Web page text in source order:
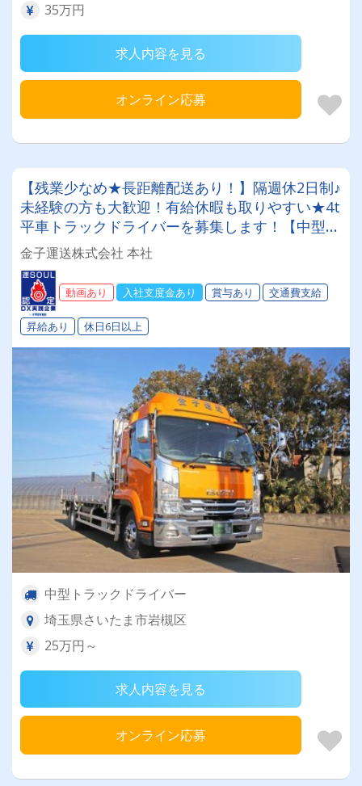
35万円
求人内容を見る
オンライン応募
【残業少なめ★長距離配送あり！】隔週休2日制♪
未経験の方も大歓迎！有給休暇も取りやすい★4t
平⾞トラックドライバーを募集します！【中型免
許以上をお持ちの方限定！】
金子運送株式会社 本社
動画あり 入社支度金あり 賞与あり 交通費支給
昇給あり 休日6日以上
中型トラックドライバー
埼玉県さいたま市岩槻区
25万円～
求人内容を見る
オンライン応募